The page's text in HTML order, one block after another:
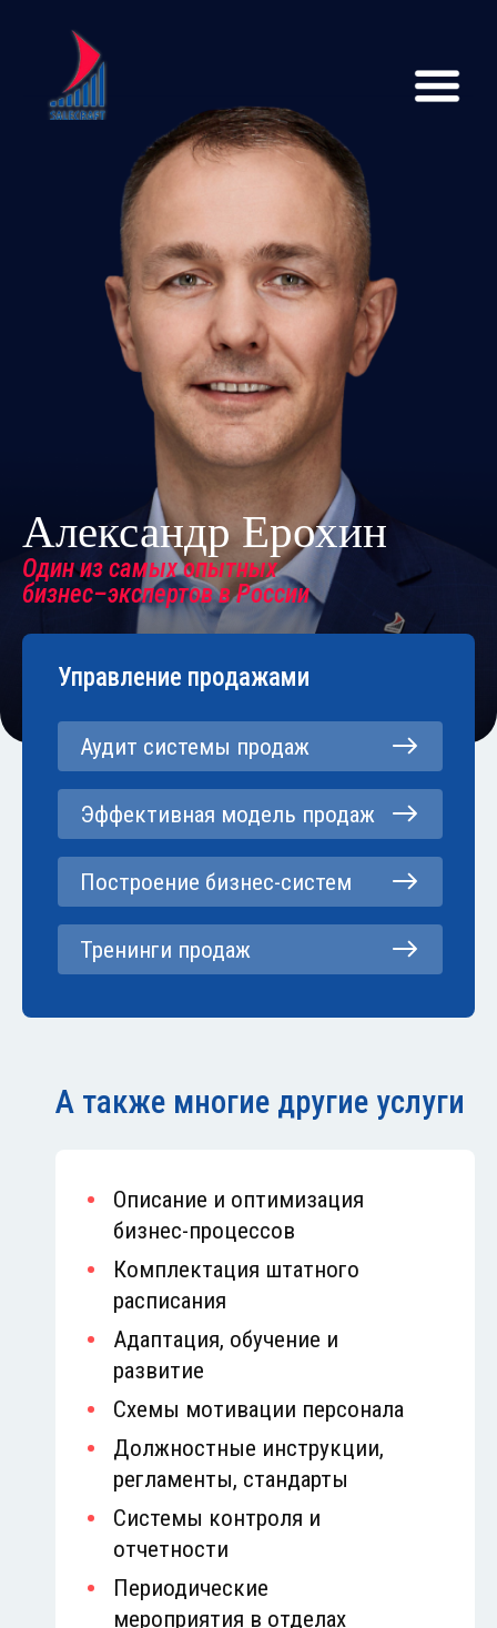
Александр Ерохин
Один из самых опытных
бизнес–экспертов в России
Управление продажами
Аудит системы продаж
Эффективная модель продаж
Построение бизнес-систем
Тренинги продаж
А также многие другие услуги
Описание и оптимизация
бизнес-процессов
Комплектация штатного
расписания
Адаптация, обучение и
развитие
Схемы мотивации персонала
Должностные инструкции,
регламенты, стандарты
Системы контроля и
отчетности
Периодические
мероприятия в отделах